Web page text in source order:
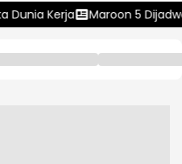
Tampil di Jakarta pada